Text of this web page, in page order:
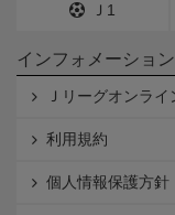
Ｊ1
インフォメーション
Ｊリーグオンラ
利用規約
個人情報保護方針